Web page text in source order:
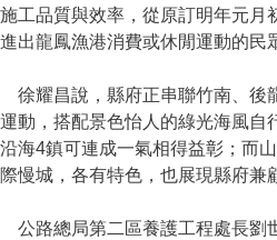
施工品質與效率，從原訂明年元月
進出龍鳳漁港消費或休閒運動的民
徐耀昌說，縣府正串聯竹南、後
運動，搭配景色怡人的綠光海風自
沿海4鎮可連成一氣相得益彰；而
際慢城，各有特色，也展現縣府兼
公路總局第二區養護工程處長劉